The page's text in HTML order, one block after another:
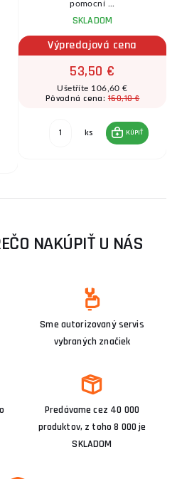
pomocní ...
SKLADOM
Výpredajová cena
53,50 €
Ušetříte 106,60 €
Pôvodná cena:160,10 €
ks KÚPIŤ
NAKÚPIŤ U NÁS
Sme autorizovaný servis
vybraných značiek
Predávame cez 40 000
produktov, z toho 8 000 je
SKLADOM